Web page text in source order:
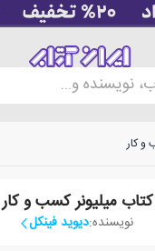
نویسنده و...
و کار
کتاب میلیونر کسب و کار
نویسنده:دیوید فینکل